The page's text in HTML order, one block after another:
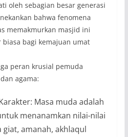
oleh sebagian besar generasi
bahwa fenomena
memakmurkan masjid ini
bagi kemajuan umat
peran krusial pemuda
agama:
Masa muda adalah
menanamkan nilai-nilai
giat, amanah, akhlaqul